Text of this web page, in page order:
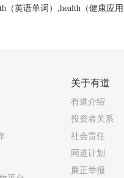
（英语单词）,health（健康应用
关于有道
有道介绍
投资者关系
社会责任
同道计划
廉正举报